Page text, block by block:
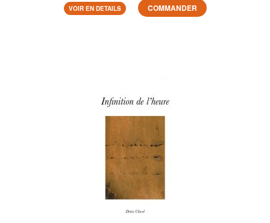
VOIR EN DETAILS COMMANDER